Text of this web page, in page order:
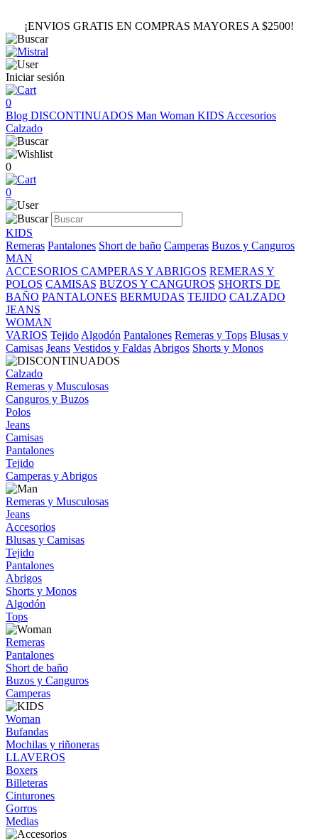
¡ENVIOS GRATIS EN COMPRAS MAYORES A $2500!
Iniciar sesión
0
Blog DISCONTINUADOS Man Woman KIDS Accesorios
Calzado
0
0
KIDS
Remeras Pantalones Short de baño Camperas Buzos y Canguros
MAN
ACCESORIOS CAMPERAS Y ABRIGOS REMERAS Y
POLOS CAMISAS BUZOS Y CANGUROS SHORTS DE
BAÑO PANTALONES BERMUDAS TEJIDO CALZADO
JEANS
WOMAN
VARIOS Tejido Algodón Pantalones Remeras y Tops Blusas y
Camisas Jeans Vestidos y Faldas Abrigos Shorts y Monos
Calzado
Remeras y Musculosas
Canguros y Buzos
Polos
Jeans
Camisas
Pantalones
Tejido
Camperas y Abrigos
Remeras y Musculosas
Jeans
Accesorios
Blusas y Camisas
Tejido
Pantalones
Abrigos
Shorts y Monos
Algodón
Tops
Remeras
Pantalones
Short de baño
Buzos y Canguros
Camperas
Woman
Bufandas
Mochilas y riñoneras
LLAVEROS
Boxers
Billeteras
Cinturones
Gorros
Medias